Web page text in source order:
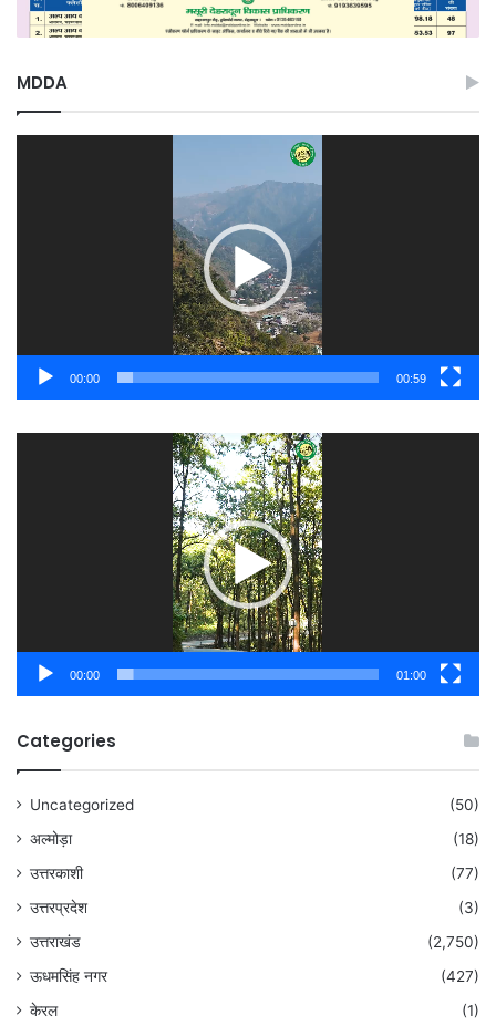
MDDA
00:00 00:59
00:00 01:00
Categories
Uncategorized
(50)
अल्मोड़ा
(18)
उत्तरकाशी
(77)
उत्तरप्रदेश
(3)
उत्तराखंड
(2,750)
ऊधमसिंह नगर
(427)
केरल
(1)